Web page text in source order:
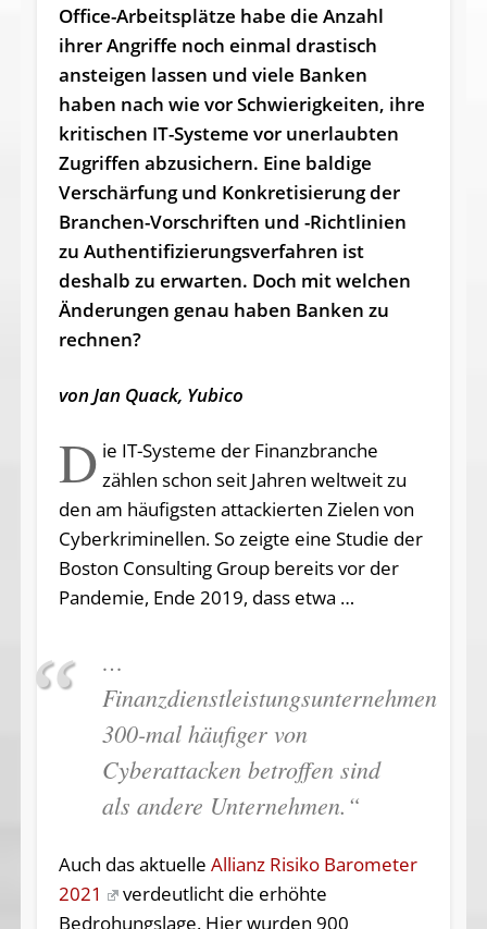
Office-Arbeitsplätze habe die Anzahl
ihrer Angriffe noch einmal drastisch
ansteigen lassen und viele Banken
haben nach wie vor Schwierigkeiten, ihre
kritischen IT-Systeme vor unerlaubten
Zugriffen abzusichern. Eine baldige
Verschärfung und Konkretisierung der
Branchen-Vorschriften und -Richtlinien
zu Authentifizierungsverfahren ist
deshalb zu erwarten. Doch mit welchen
Änderungen genau haben Banken zu
rechnen?
von Jan Quack, Yubico
D ie IT-Systeme der Finanzbranche
zählen schon seit Jahren weltweit zu
den am häufigsten attackierten Zielen von
Cyberkriminellen. So zeigte eine Studie der
Boston Consulting Group bereits vor der
Pandemie, Ende 2019, dass etwa …
…
Finanzdienstleistungsunternehmen
300-mal häufiger von
Cyberattacken betroffen sind
als andere Unternehmen.“
Auch das aktuelle Allianz Risiko Barometer
2021
verdeutlicht die erhöhte
Bedrohungslage. Hier wurden 900